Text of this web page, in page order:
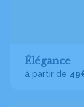
Élégance
à partir de